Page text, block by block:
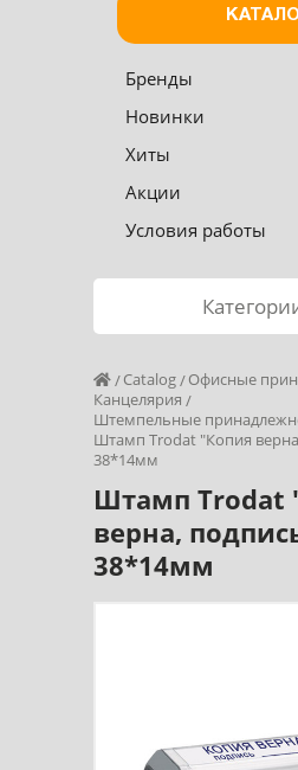
Бренды
Новинки
Хиты
Акции
Условия работы
Catalog
Офисные
Канцелярия
Штемпельные
Штамп Trodat "Копия
38*14мм
Штамп Trodat
верна,
38*14мм